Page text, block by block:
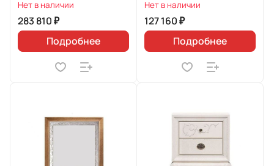
Нет в наличии
283 810 ₽
Подробнее
Нет в наличии
127 160 ₽
Подробнее